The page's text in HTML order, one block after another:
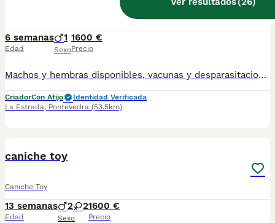
6 semanas
Edad
1
Sexo
1600 €
Precio
Machos y hembras disponibles, vacunas y desparasitaciones correspondientes.Microchip , pasaporte,garantías sanitarias
CriadorCon Afijo
Identidad Verificada
La Estrada, Pontevedra (53.5km)
caniche toy
Caniche Toy
13 semanas
Edad
2 2
Sexo
1600 €
Precio